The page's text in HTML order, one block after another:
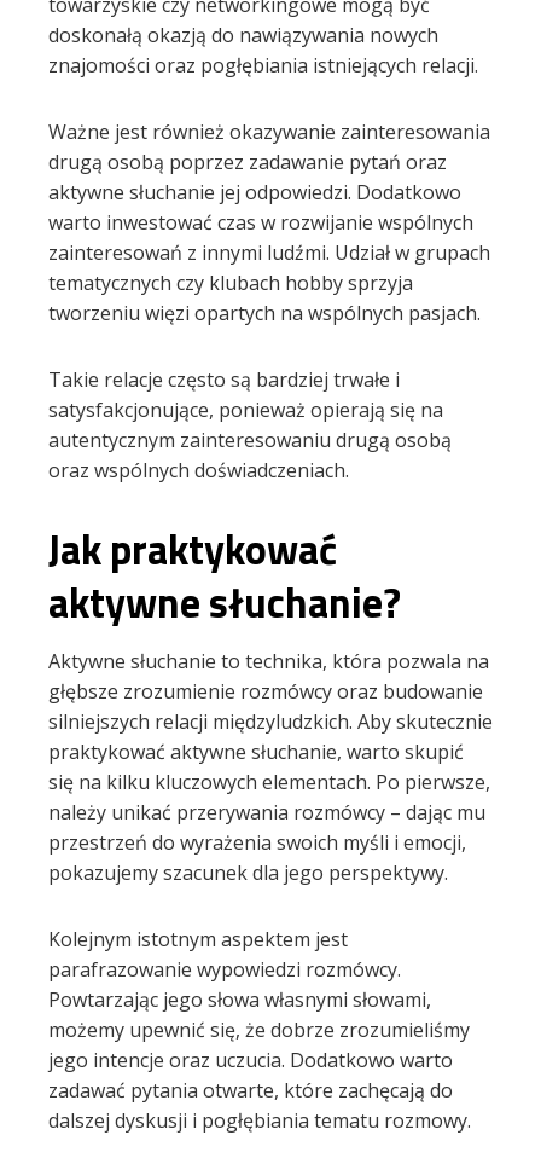
doskonałą okazją do nawiązywania nowych
znajomości oraz pogłębiania istniejących relacji.
Ważne jest również okazywanie zainteresowania
drugą osobą poprzez zadawanie pytań oraz
aktywne słuchanie jej odpowiedzi. Dodatkowo
warto inwestować czas w rozwijanie wspólnych
zainteresowań z innymi ludźmi. Udział w grupach
tematycznych czy klubach hobby sprzyja
tworzeniu więzi opartych na wspólnych pasjach.
Takie relacje często są bardziej trwałe i
satysfakcjonujące, ponieważ opierają się na
autentycznym zainteresowaniu drugą osobą
oraz wspólnych doświadczeniach.
Jak praktykować
aktywne słuchanie?
Aktywne słuchanie to technika, która pozwala na
głębsze zrozumienie rozmówcy oraz budowanie
silniejszych relacji międzyludzkich. Aby skutecznie
praktykować aktywne słuchanie, warto skupić
się na kilku kluczowych elementach. Po pierwsze,
należy unikać przerywania rozmówcy – dając mu
przestrzeń do wyrażenia swoich myśli i emocji,
pokazujemy szacunek dla jego perspektywy.
Kolejnym istotnym aspektem jest
parafrazowanie wypowiedzi rozmówcy.
Powtarzając jego słowa własnymi słowami,
możemy upewnić się, że dobrze zrozumieliśmy
jego intencje oraz uczucia. Dodatkowo warto
zadawać pytania otwarte, które zachęcają do
dalszej dyskusji i pogłębiania tematu rozmowy.